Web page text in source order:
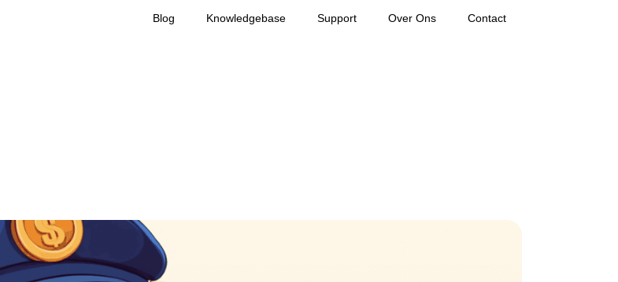
Blog Knowledgebase Support Over Ons Contact